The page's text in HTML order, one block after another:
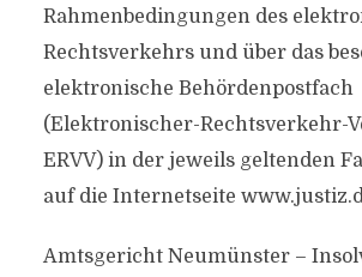
Rahmenbedingungen des
Rechtsverkehrs und über das
elektronische Behördenpostfach
(Elektronischer-Rechtsverkehr-
ERVV) in der jeweils geltenden
auf die Internetseite
Amtsgericht Neumünster –